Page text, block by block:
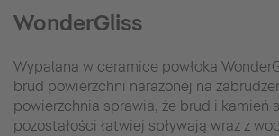
WonderGliss
Wypalana w ceramice powłoka
brud powierzchni narażonej na
powierzchnia sprawia, że brud i kamień
pozostałości łatwiej spływają wraz z